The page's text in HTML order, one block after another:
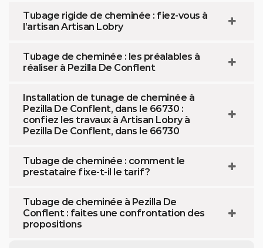
Tubage rigide de cheminée : fiez-vous à
l’artisan Artisan Lobry
Tubage de cheminée : les préalables à
réaliser à Pezilla De Conflent
Installation de tunage de cheminée à
Pezilla De Conflent, dans le 66730 :
confiez les travaux à Artisan Lobry à
Pezilla De Conflent, dans le 66730
Tubage de cheminée : comment le
prestataire fixe-t-il le tarif ?
Tubage de cheminée à Pezilla De
Conflent : faites une confrontation des
propositions